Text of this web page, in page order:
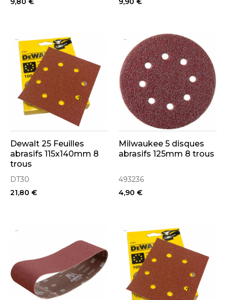
..
Dewalt 25 Feuilles
abrasifs 115x140mm 8
trous
DT30
21,80 €
..
Milwaukee 5 disques
abrasifs 125mm 8 trous
493236
4,90 €
.. ..